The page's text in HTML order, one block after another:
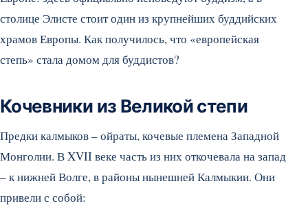
столице Элисте стоит один из крупнейших буддийских
храмов Европы. Как получилось, что «европейская
степь» стала домом для буддистов?
Кочевники из Великой степи
Предки калмыков – ойраты, кочевые племена Западной
Монголии. В XVII веке часть из них откочевала на запад
– к нижней Волге, в районы нынешней Калмыкии. Они
привели с собой: